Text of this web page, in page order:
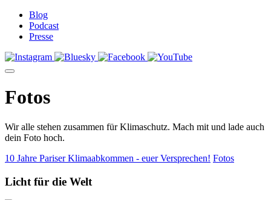
Blog
Podcast
Presse
Fotos
Wir alle stehen zusammen für Klimaschutz. Mach mit und lade auch
dein Foto hoch.
10 Jahre Pariser Klimaabkommen - euer Versprechen! Fotos
Licht für die Welt